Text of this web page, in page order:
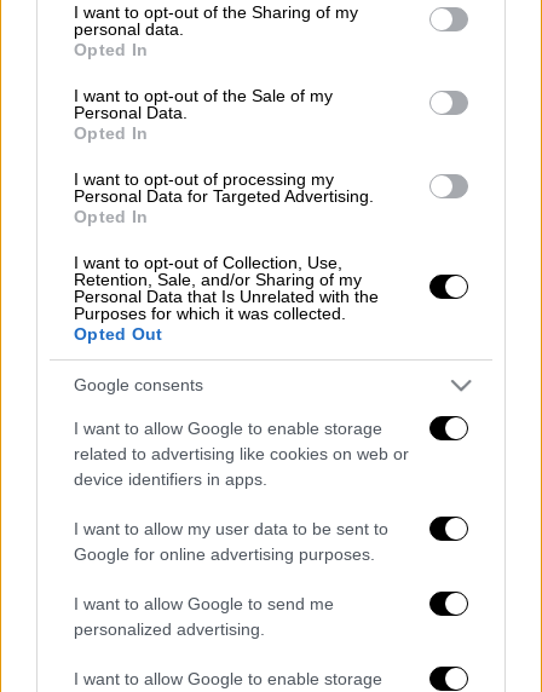
not limited to your visit or usage behaviour. You may click to
grant or deny consent to Google and its third-party tags to
use your data for below specified purposes in below Google
consent section.
I want to opt-out of the Sharing of my
personal data.
Opted In
I want to opt-out of the Sale of my
Personal Data.
Opted In
I want to opt-out of processing my
Personal Data for Targeted Advertising.
Opted In
I want to opt-out of Collection, Use,
Retention, Sale, and/or Sharing of my
Personal Data that Is Unrelated with the
Purposes for which it was collected.
Opted Out
Google consents
I want to allow Google to enable storage
related to advertising like cookies on web or
device identifiers in apps.
I want to allow my user data to be sent to
Google for online advertising purposes.
I want to allow Google to send me
personalized advertising.
I want to allow Google to enable storage
της Κυβέρνησης, προκαλώντας
ερωτήματα
τουρκικά
Τουρκίαπροετοιμάζεταιγια
Ο προηγούμενος
Επιστράτευσης και Κατάστασης Πολέμου»
καταργήθηκε και αντικαταστάθηκε από τον
νέο κανονισμό «Διαχείριση Επιστράτευσης
και ΚατάστασηςΠολέμου ». Με αυτή την
αλλαγή, ηεξουσίαγια τηνεπιστράτευσηκαι
την κήρυξη πολέμου μεταφέρεται από το
υπουργικό συμβούλιο στον ίδιο τον πρόεδρο
της χώρας.
Τα σχολιά σας δημοσιεύονται άμεσα με δική σας ευθύνη. Το
διαγράφονται